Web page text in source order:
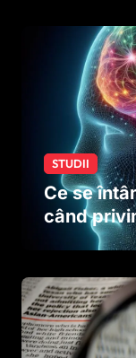
dinainte
STUDII
Ce se
când
Studiul